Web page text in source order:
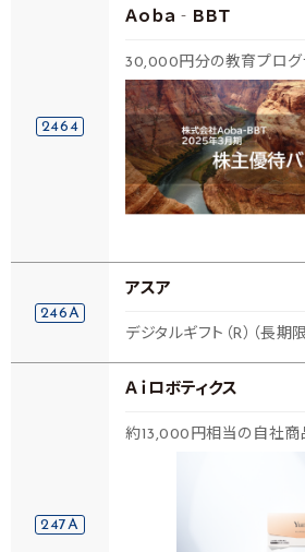
2464
Ａｏｂａ‐ＢＢＴ
30,000円分の教育プログ
246A
アスア
デジタルギフト（R）（長期限
247A
Ａｉロボティクス
約13,000円相当の自社商